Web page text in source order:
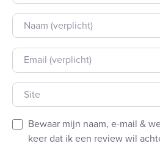
Naam
E-mail
Site
Bewaar mijn naam, e-mail &
keer dat ik een review wil